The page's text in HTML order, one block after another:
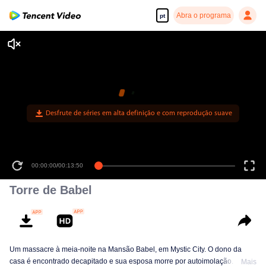
pt Abra o programa
Desfrute de séries em alta definição e com reprodução suave
00:00:00/00:13:50
Torre de Babel
Um massacre à meia-noite na Mansão Babel, em Mystic City. O dono da
casa é encontrado decapitado e sua esposa morre por autoimolação. Duas
Mais